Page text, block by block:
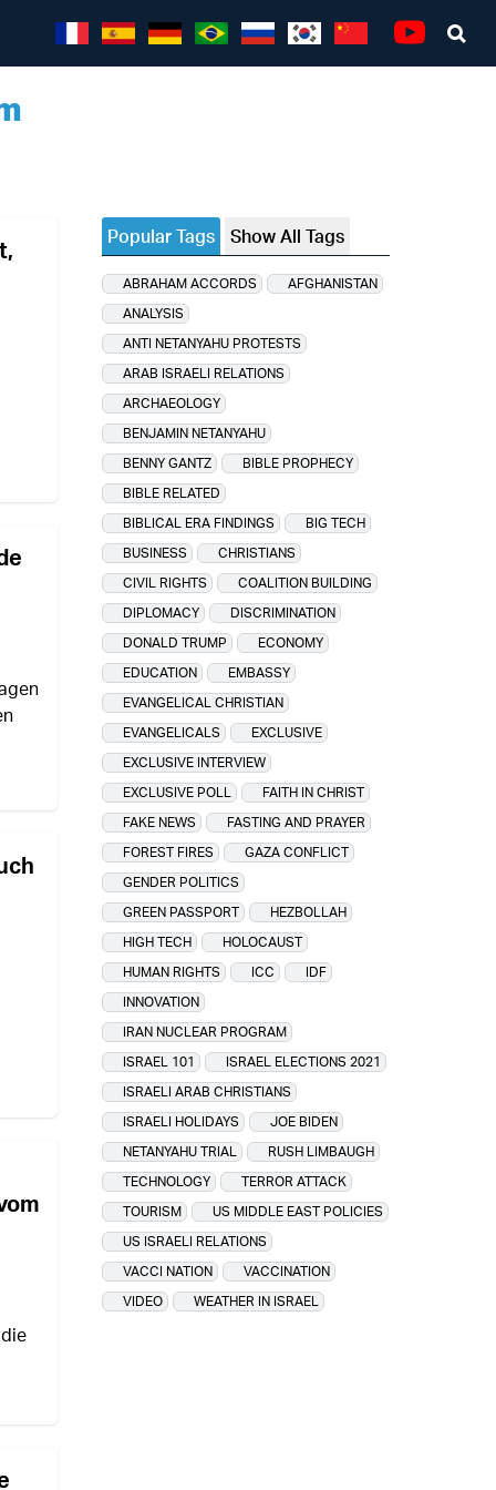
Popular Tags Show All Tags
ABRAHAM ACCORDS
AFGHANISTAN
ANALYSIS
ANTI NETANYAHU PROTESTS
ARAB ISRAELI RELATIONS
ARCHAEOLOGY
BENJAMIN NETANYAHU
BENNY GANTZ
BIBLE PROPHECY
BIBLE RELATED
BIBLICAL ERA FINDINGS
BIG TECH
BUSINESS
CHRISTIANS
CIVIL RIGHTS
COALITION BUILDING
DIPLOMACY
DISCRIMINATION
DONALD TRUMP
ECONOMY
EDUCATION
EMBASSY
EVANGELICAL CHRISTIAN
EVANGELICALS
EXCLUSIVE
EXCLUSIVE INTERVIEW
EXCLUSIVE POLL
FAITH IN CHRIST
FAKE NEWS
FASTING AND PRAYER
FOREST FIRES
GAZA CONFLICT
GENDER POLITICS
GREEN PASSPORT
HEZBOLLAH
HIGH TECH
HOLOCAUST
HUMAN RIGHTS
ICC
IDF
INNOVATION
IRAN NUCLEAR PROGRAM
ISRAEL 101
ISRAEL ELECTIONS 2021
ISRAELI ARAB CHRISTIANS
ISRAELI HOLIDAYS
JOE BIDEN
NETANYAHU TRIAL
RUSH LIMBAUGH
TECHNOLOGY
TERROR ATTACK
TOURISM
US MIDDLE EAST POLICIES
US ISRAELI RELATIONS
VACCI NATION
VACCINATION
VIDEO
WEATHER IN ISRAEL